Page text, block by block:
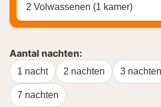
2 Volwassenen (1 kamer)
Aantal nachten:
1 nacht 2 nachten 3 nachten
7 nachten